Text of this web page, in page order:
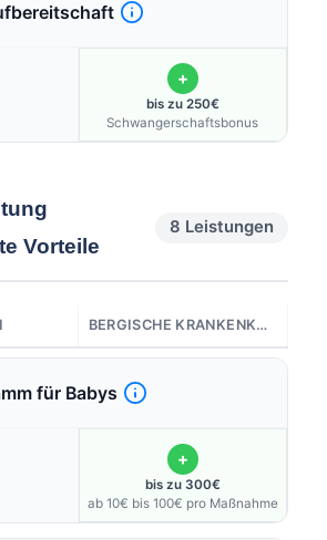
+
bis zu 250€
Schwangerschaftsbonus
Vorteile
8 Leistungen
BERGISCHE KRANKENKASSE
für Babys
+
bis zu 300€
ab 10€ bis 100€ pro Maßnahme